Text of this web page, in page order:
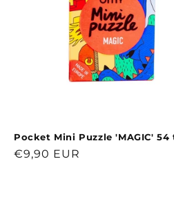
Pocket Mini Puzzle 'MAGIC'
Normaler
€9,90 EUR